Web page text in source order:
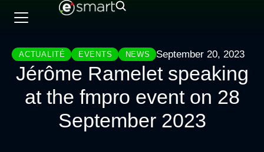
ACTUALITÉ EVENTS NEWS September 20, 2023
Jérôme Ramelet speaking
at the fmpro event on 28
September 2023